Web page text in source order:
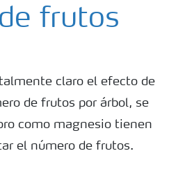
de fertilizantes
frutos
claro el efecto de
de frutos por árbol, se
como magnesio tienen
el número de frutos.